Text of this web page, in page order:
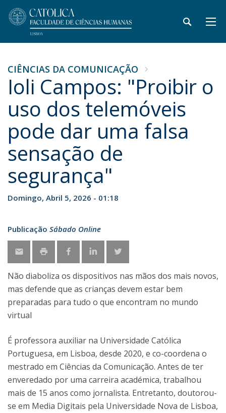
CIÊNCIAS DA COMUNICAÇÃO
Ioli Campos: "Proibir o
uso dos telemóveis
pode dar uma falsa
sensação de
segurança"
Domingo, Abril 5, 2026 - 01:18
Publicação Sábado Online
Não diaboliza os dispositivos nas mãos dos mais novos,
mas defende que as crianças devem estar bem
preparadas para tudo o que encontram no mundo
virtual
É professora auxiliar na Universidade Católica
Portuguesa, em Lisboa, desde 2020, e co-coordena o
mestrado em Ciências da Comunicação. Antes de ter
enveredado por uma carreira académica, trabalhou
mais de 15 anos como jornalista. Entretanto, doutorou-
se em Media Digitais pela Universidade Nova de Lisboa,